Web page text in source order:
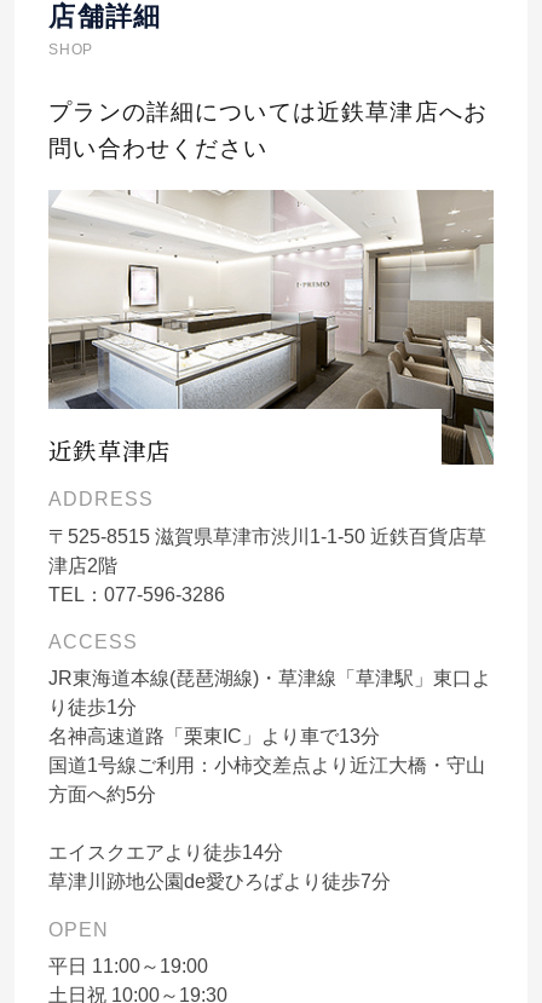
店舗詳細
SHOP
プランの詳細については近鉄草津店へお
問い合わせください
近鉄草津店
ADDRESS
〒 525-8515 滋賀県草津市渋川1-1-50 近鉄百貨店草
津店2階
TEL：077-596-3286
ACCESS
JR東海道本線(琵琶湖線)・草津線「草津駅」東口よ
り徒歩1分
名神高速道路「栗東IC」より車で13分
国道1号線ご利用：小柿交差点より近江大橋・守山
方面へ約5分
エイスクエアより徒歩14分
草津川跡地公園de愛ひろばより徒歩7分
OPEN
平日 11:00～19:00
土日祝 10:00～19:30